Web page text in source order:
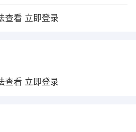
查看 立即登录
查看 立即登录